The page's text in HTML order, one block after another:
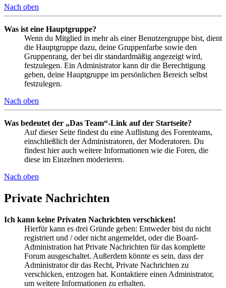
Nach oben
Was ist eine Hauptgruppe?
Wenn du Mitglied in mehr als einer Benutzergruppe bist, dient
die Hauptgruppe dazu, deine Gruppenfarbe sowie den
Gruppenrang, der bei dir standardmäßig angezeigt wird,
festzulegen. Ein Administrator kann dir die Berechtigung
geben, deine Hauptgruppe im persönlichen Bereich selbst
festzulegen.
Nach oben
Was bedeutet der „Das Team“-Link auf der Startseite?
Auf dieser Seite findest du eine Auflistung des Forenteams,
einschließlich der Administratoren, der Moderatoren. Du
findest hier auch weitere Informationen wie die Foren, die
diese im Einzelnen moderieren.
Nach oben
Private Nachrichten
Ich kann keine Privaten Nachrichten verschicken!
Hierfür kann es drei Gründe geben: Entweder bist du nicht
registriert und / oder nicht angemeldet, oder die Board-
Administration hat Private Nachrichten für das komplette
Forum ausgeschaltet. Außerdem könnte es sein, dass der
Administrator dir das Recht, Private Nachrichten zu
verschicken, entzogen hat. Kontaktiere einen Administrator,
um weitere Informationen zu erhalten.